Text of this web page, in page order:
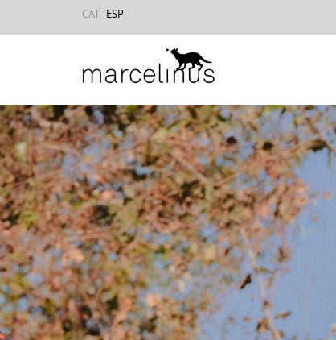
CAT ESP